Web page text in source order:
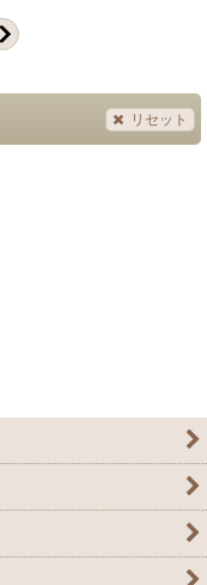
リセット